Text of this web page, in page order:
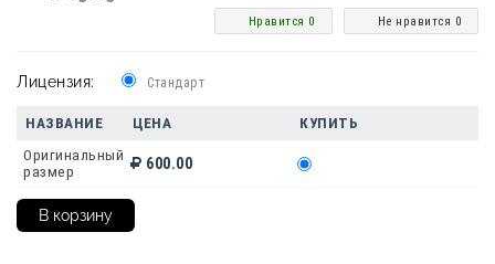
Не нравится 0
Нравится 0
Лицензия: Стандарт
НАЗВАНИЕ ЦЕНА
КУПИТЬ
Оригинальный
размер
600.00